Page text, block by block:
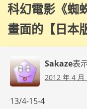
科幻電影《蜘
畫面的【日本
Sakaze表
2012 年 4 月
13/4-15-4